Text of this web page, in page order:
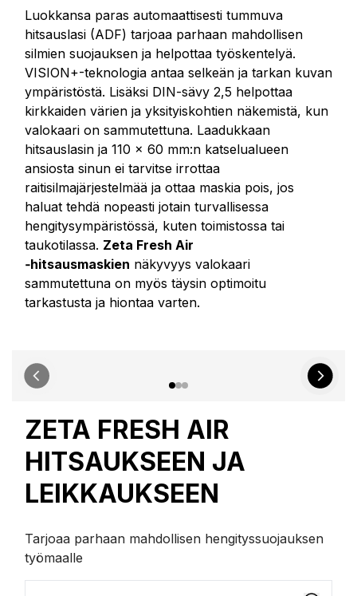
Luokkansa paras automaattisesti tummuva
hitsauslasi (ADF) tarjoaa parhaan mahdollisen
silmien suojauksen ja helpottaa työskentelyä.
VISION+-teknologia antaa selkeän ja tarkan kuvan
ympäristöstä. Lisäksi DIN-sävy 2,5 helpottaa
kirkkaiden värien ja yksityiskohtien näkemistä, kun
valokaari on sammutettuna. Laadukkaan
hitsauslasin ja 110 x 60 mm:n katselualueen
ansiosta sinun ei tarvitse irrottaa
raitisilmajärjestelmää ja ottaa maskia pois, jos
haluat tehdä nopeasti jotain turvallisessa
hengitysympäristössä, kuten toimistossa tai
taukotilassa. Zeta Fresh Air
‑hitsausmaskien näkyvyys valokaari
sammutettuna on myös täysin optimoitu
tarkastusta ja hiontaa varten.
ZETA FRESH AIR
HITSAUKSEEN JA
LEIKKAUKSEEN
Tarjoaa parhaan mahdollisen hengityssuojauksen
työmaalle